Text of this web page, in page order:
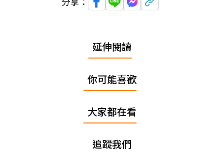
延伸閱讀
你可能喜歡
大家都在看
追蹤我們